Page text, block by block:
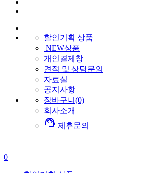
할인기획 상품
NEW상품
개인결제창
견적 및 상담문의
자료실
공지사항
장바구니(0)
회사소개
support_agent 제휴문의
0